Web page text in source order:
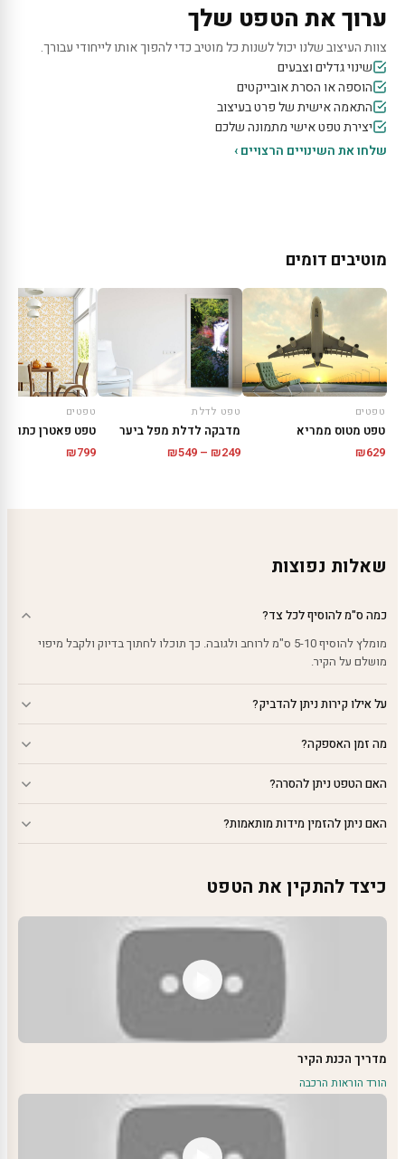
ערוך את הטפט שלך
צוות העיצוב שלנו יכול לשנות כל מוטיב כדי להפוך אותו לייחודי עבורך.
שינוי גדלים וצבעים
הוספה או הסרת אובייקטים
התאמה אישית של פרט בעיצוב
יצירת טפט אישי מתמונה שלכם
שלחו את השינויים הרצויים ›
מוטיבים דומים
טפטים
טפט מטוס ממריא
₪629
טפט לדלת
מדבקה לדלת מפל ביער
₪249
–
₪549
טפטים
טפט פאטרן כתום
₪799
שאלות נפוצות
כמה ס"מ להוסיף לכל צד?
מומלץ להוסיף 5-10 ס"מ לרוחב ולגובה. כך תוכלו לחתוך בדיוק ולקבל מיפוי
מושלם על הקיר.
על אילו קירות ניתן להדביק?
מה זמן האספקה?
האם הטפט ניתן להסרה?
האם ניתן להזמין מידות מותאמות?
כיצד להתקין את הטפט
מדריך הכנת הקיר
הורד הוראות הרכבה